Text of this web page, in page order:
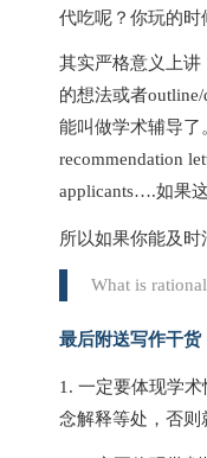
代吃呢？你玩的时
其实严格意义上讲
的想法或者
能叫做学术辅导了
recommendation
applicants….如果
所以如果你能及
What is
最后附送写作干货
1. 一定要体现学
念解释等处，否则